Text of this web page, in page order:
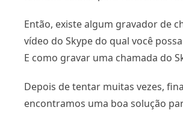
Então, existe algum gravador de
vídeo do Skype do qual você
E como gravar uma chamada do
Depois de tentar muitas vezes,
encontramos uma boa solução